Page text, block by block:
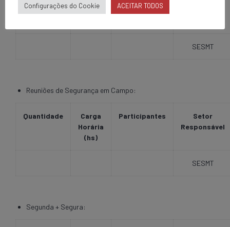
Horária
SESMT
Reuniões de Segurança em Campo:
Quantidade
Carga
Horária
(hs)
Participantes
Setor
Responsável
SESMT
Segunda + Segura:
Configurações do Cookie ACEITAR TODOS